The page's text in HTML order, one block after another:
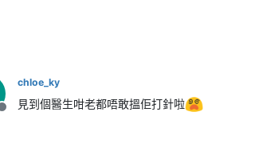
離線
chloe_ky
見到個醫生咁老都唔敢搵佢打針啦